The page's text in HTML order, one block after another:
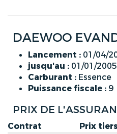
DAEWOO
Lancement : 01/04/
jusqu'au : 01/01/2005
Carburant : Essence
Puissance fiscale : 9
PRIX DE
Contrat Prix tiers